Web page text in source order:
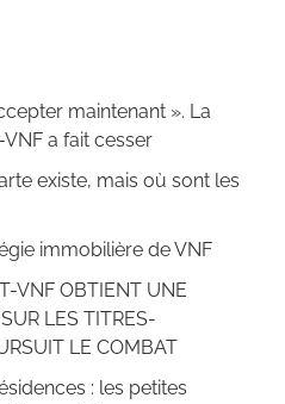
maintenant ». La
a fait cesser
existe, mais où sont les
immobilière de VNF
VNF OBTIENT UNE
LES TITRES-
LE COMBAT
: les petites